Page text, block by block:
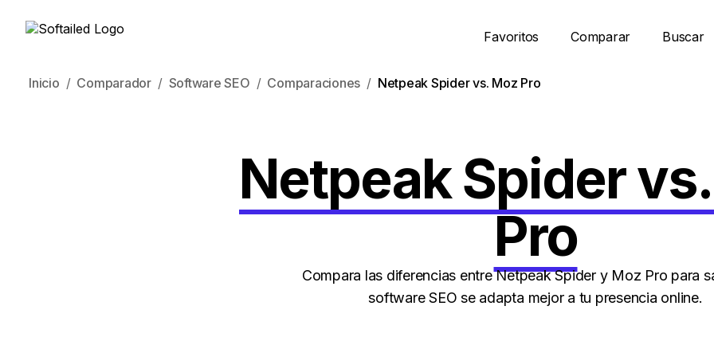
Favoritos Comparar Buscar
Inicio Comparador Software SEO Comparaciones Netpeak Spider vs. Moz Pro
Netpeak Spider
Pro
Compara las diferencias entre Netpeak Spider y Moz Pro para
software SEO se adapta mejor a tu presencia online.